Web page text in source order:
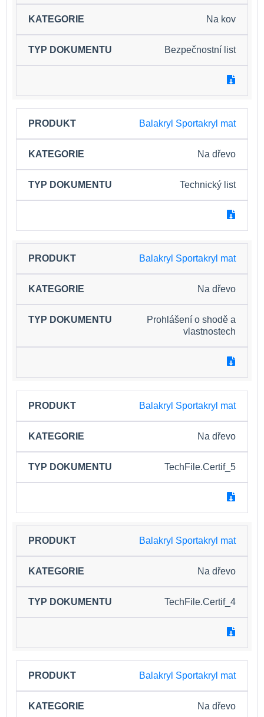
Na kov
Bezpečnostní list
Balakryl Sportakryl mat
Na dřevo
Technický list
Balakryl Sportakryl mat
Na dřevo
Prohlášení o shodě a
vlastnostech
Balakryl Sportakryl mat
Na dřevo
TechFile.Certif_5
Balakryl Sportakryl mat
Na dřevo
TechFile.Certif_4
Balakryl Sportakryl mat
Na dřevo